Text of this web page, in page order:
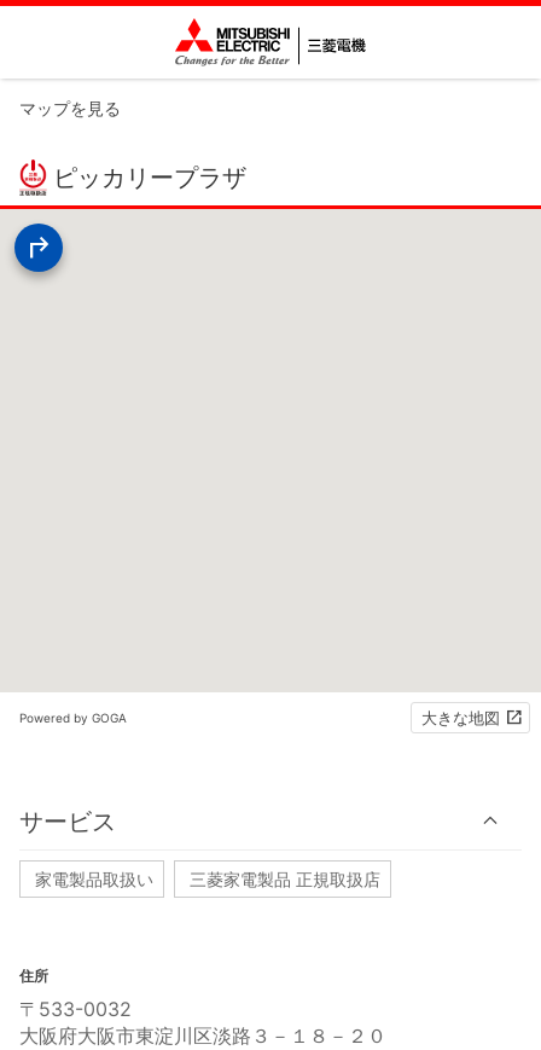
マップを見る
ピッカリープラザ
Powered by GOGA 大きな地図
サービス
家電製品取扱い 三菱家電製品 正規取扱店
住所
〒533-0032
大阪府大阪市東淀川区淡路３－１８－２０